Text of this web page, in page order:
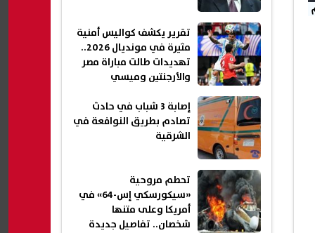
تقرير يكشف كواليس أمنية
مثيرة في مونديال 2026..
تهديدات طالت مباراة مصر
والأرجنتين وميسي
إصابة 3 شباب في حادث
تصادم بطريق النوافعة في
الشرقية
تحطم مروحية
«سيكورسكي إس-64» في
أمريكا وعلى متنها
شخصان.. تفاصيل جديدة